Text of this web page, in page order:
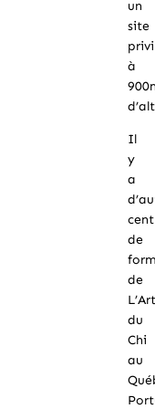
un
site
à
Il
y
a
de
de
du
Chi
au